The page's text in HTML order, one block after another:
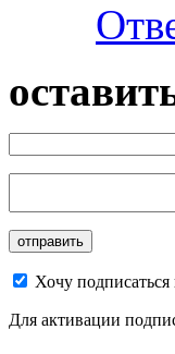
Хочу
Для активации